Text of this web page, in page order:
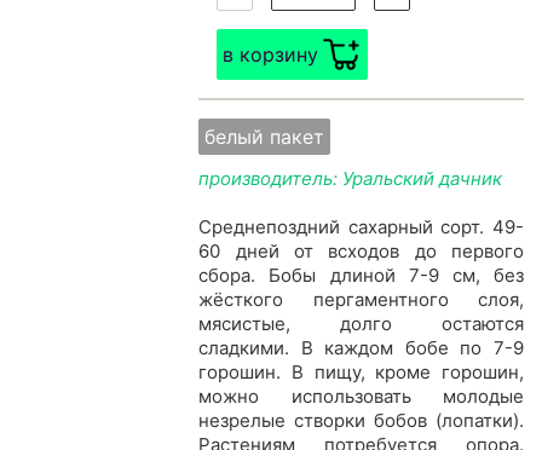
в корзину
белый пакет
производитель: Уральский дачник
Среднепоздний сахарный сорт. 49-
60 дней от всходов до первого
сбора. Бобы длиной 7-9 см, без
жёсткого пергаментного слоя,
мясистые, долго остаются
сладкими. В каждом бобе по 7-9
горошин. В пищу, кроме горошин,
можно использовать молодые
незрелые створки бобов (лопатки).
Растениям потребуется опора.